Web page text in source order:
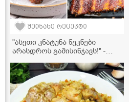
შეინახე რეცეპტი
"ასეთი კნატუნა ნეკნები
არასდროს გამისინჯავს!" -
აეროგრილში